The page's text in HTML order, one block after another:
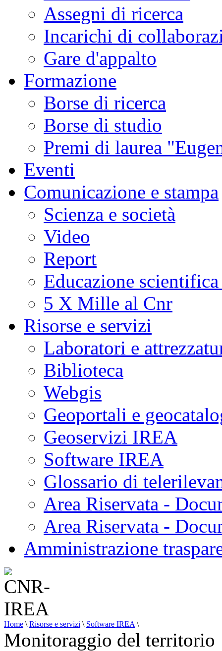
Assegni di ricerca
Incarichi di
Gare d'appalto
Formazione
Borse di ricerca
Borse di studio
Premi di laurea
Eventi
Comunicazione e stampa
Scienza e società
Video
Report
Educazione
5 X Mille al Cnr
Risorse e servizi
Laboratori e
Biblioteca
Webgis
Geoportali e
Geoservizi IREA
Software IREA
Glossario di
Area Riservata -
Area Riservata -
Amministrazione
Home \ Risorse e servizi \ Software IREA \
Monitoraggio del territorio